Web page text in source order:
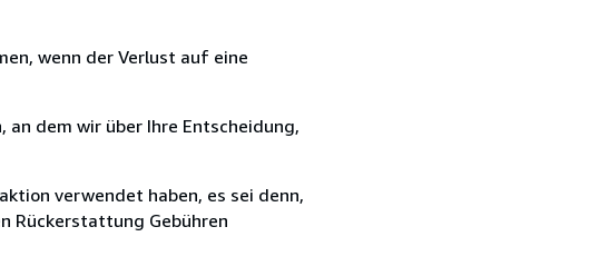
wenn der Verlust auf eine
dem wir über Ihre Entscheidung,
verwendet haben, es sei denn,
Rückerstattung Gebühren